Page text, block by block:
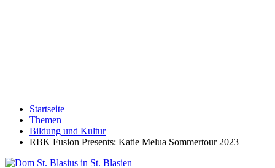
Startseite
Themen
Bildung und Kultur
RBK Fusion Presents: Katie Melua Sommertour 2023